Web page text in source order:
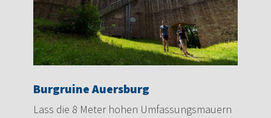
Burgruine Auersburg
Lass die 8 Meter hohen Umfassungsmauern